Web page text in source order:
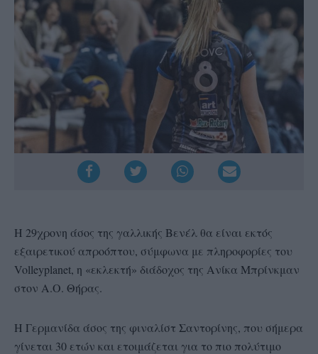
H 29χρονη άσος της γαλλικής Βενέλ θα είναι εκτός
εξαιρετικού απροόπτου, σύμφωνα με πληροφορίες του
Volleyplanet, η «εκλεκτή» διάδοχος της Ανίκα Μπρίνκμαν
στον Α.Ο. Θήρας.
Η Γερμανίδα άσος της φιναλίστ Σαντορίνης, που σήμερα
γίνεται 30 ετών και ετοιμάζεται για το πιο πολύτιμο